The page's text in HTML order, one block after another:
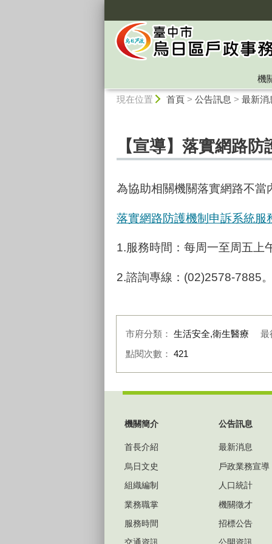
機
現在位置 首頁> 公告訊息 > 最新消
【宣導】落實網路
為協助相關機關落實網路不
落實網路防護機制申訴系統服
1.服務時間：每周一至周五上
2.諮詢專線：(02)2578-7885
市府分類： 生活安全,衛生醫療
最
點閱次數： 421
機關簡介
首長介紹
烏日文史
組織編制
業務職掌
服務時間
公告訊息
最新消息
戶政業務宣導
人口統計
機關徵才
招標公告